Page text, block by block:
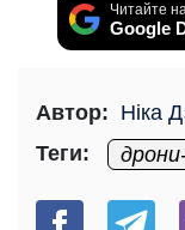
Читайте
Google
Автор: Ніка
Теги: